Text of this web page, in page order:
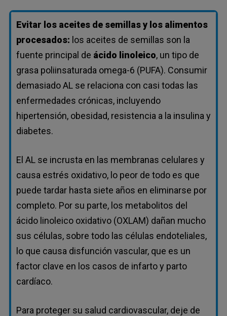
Evitar los aceites de semillas y los alimentos
procesados: los aceites de semillas son la
fuente principal de ácido linoleico, un tipo de
grasa poliinsaturada omega-6 (PUFA). Consumir
demasiado AL se relaciona con casi todas las
enfermedades crónicas, incluyendo
hipertensión, obesidad, resistencia a la insulina y
diabetes.
El AL se incrusta en las membranas celulares y
causa estrés oxidativo, lo peor de todo es que
puede tardar hasta siete años en eliminarse por
completo. Por su parte, los metabolitos del
ácido linoleico oxidativo (OXLAM) dañan mucho
sus células, sobre todo las células endoteliales,
lo que causa disfunción vascular, que es un
factor clave en los casos de infarto y parto
cardíaco.
Para proteger su salud cardiovascular, deje de